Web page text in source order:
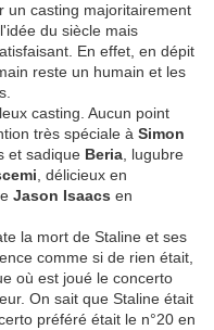
un casting majoritairement
du siècle mais
En effet, en dépit
reste un humain et les
casting. Aucun point
très spéciale à Simon
et sadique Beria , lugubre
, délicieux en
Jason Isaacs en
la mort de Staline et ses
comme si de rien était,
où est joué le concerto
On sait que Staline était
préféré était le n°20 en